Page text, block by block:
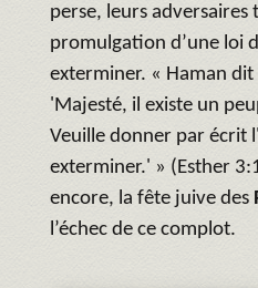
perse, leurs adversaires
promulgation d’une loi
exterminer. « Haman dit
'Majesté, il existe un
Veuille donner par écrit
exterminer.' » (Esther
encore, la fête juive des
l’échec de ce complot.